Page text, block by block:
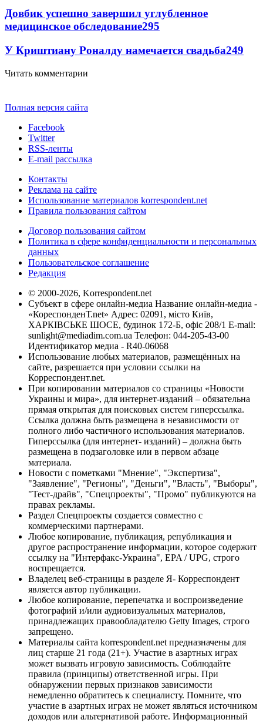
Довбик успешно завершил углубленное
медицинское обследование295
У Криштиану Роналду намечается свадьба249
Читать комментарии
Полная версия сайта
Facebook
Twitter
RSS-ленты
E-mail рассылка
Контакты
Реклама на сайте
Использование материалов korrespondent.net
Правила пользования сайтом
Договор пользования сайтом
Политика в сфере конфиденциальности и персональных
данных
Пользовательское соглашение
Редакция
© 2000-2026, Korrespondent.net
Субъект в сфере онлайн-медиа Название онлайн-медиа -
«КореспонденТ.net» Адрес: 02091, місто Київ,
ХАРКІВСЬКЕ ШОСЕ, будинок 172-Б, офіс 208/1 E-mail:
sunlight@mediadim.com.ua Телефон: 044-205-43-00
Идентификатор медиа - R40-06068
Использование любых материалов, размещённых на
сайте, разрешается при условии ссылки на
Корреспондент.net.
При копировании материалов со страницы «Новости
Украины и мира», для интернет-изданий – обязательна
прямая открытая для поисковых систем гиперссылка.
Ссылка должна быть размещена в независимости от
полного либо частичного использования материалов.
Гиперссылка (для интернет- изданий) – должна быть
размещена в подзаголовке или в первом абзаце
материала.
Новости с пометками "Мнение", "Экспертиза",
"Заявление", "Регионы", "Деньги", "Власть", "Выборы",
"Тест-драйв", "Спецпроекты", "Промо" публикуются на
правах рекламы.
Раздел Спецпроекты создается совместно с
коммерческими партнерами.
Любое копирование, публикация, републикация и
другое распространение информации, которое содержит
ссылку на "Интерфакс-Украина", EPA / UPG, строго
воспрещается.
Владелец веб-страницы в разделе Я- Корреспондент
является автор публикации.
Любое копирование, перепечатка и воспроизведение
фотографий и/или аудиовизуальных материалов,
принадлежащих правообладателю Getty Images, строго
запрещено.
Материалы сайта korrespondent.net предназначены для
лиц старше 21 года (21+). Участие в азартных играх
может вызвать игровую зависимость. Соблюдайте
правила (принципы) ответственной игры. При
обнаружении первых признаков зависимости
немедленно обратитесь к специалисту. Помните, что
участие в азартных играх не может являться источником
доходов или альтернативой работе. Информационный